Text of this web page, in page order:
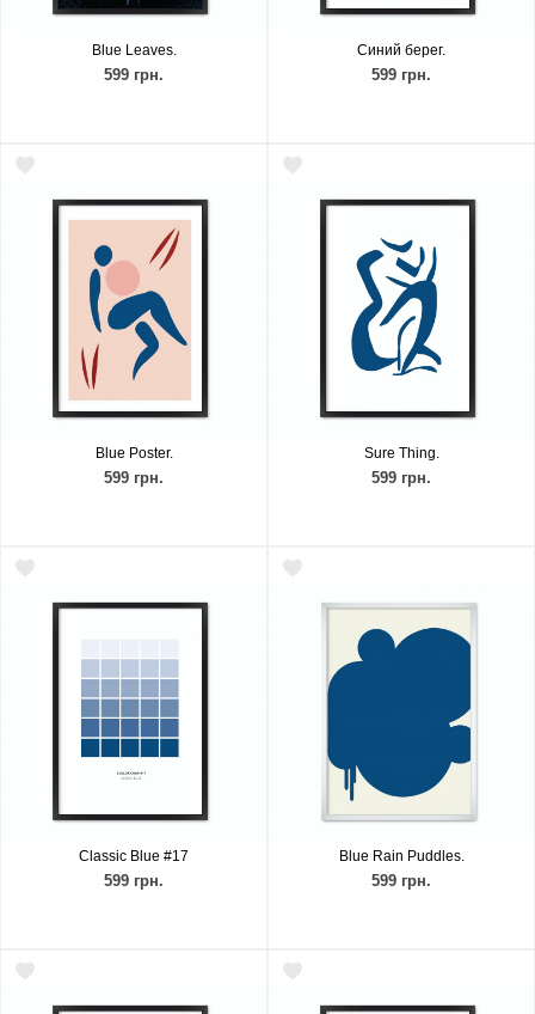
Blue Leaves.
599 грн.
Синий берег.
599 грн.
Blue Poster.
599 грн.
Sure Thing.
599 грн.
Classic Blue #17
599 грн.
Blue Rain Puddles.
599 грн.